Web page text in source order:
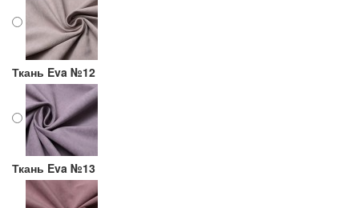
Ткань Eva №12
Ткань Eva №13